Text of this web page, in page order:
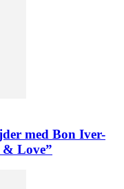
med Bon Iver-
& Love”